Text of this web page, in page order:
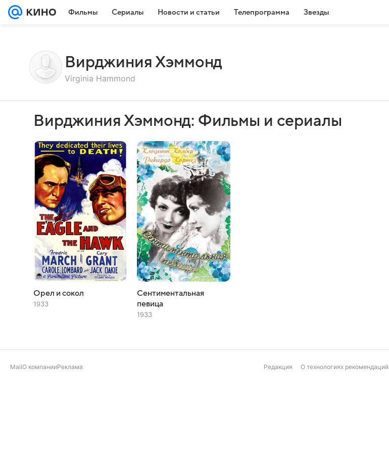
Фильмы Сериалы Новости и статьи Телепрограмма Звезды
Вирджиния Хэммонд
Virginia Hammond
Вирджиния Хэммонд: Фильмы и сериалы
Орел и сокол
1933
Сентиментальная
певица
1933
MailО компанииРеклама Редакция О технологиях рекомендаций